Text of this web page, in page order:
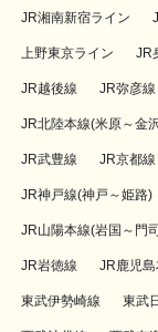
JR湘南新宿ライン
上野東京ライン JR
JR越後線 JR弥彦線
JR北陸本線(米原～金
JR武豊線 JR京都線
JR神戸線(神戸～姫路)
JR山陽本線(岩国～門
JR岩徳線 JR鹿児
東武伊勢崎線 東武